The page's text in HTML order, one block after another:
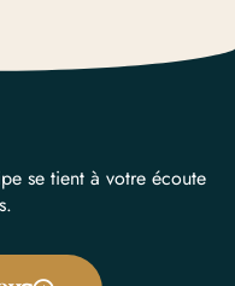
se tient à votre écoute